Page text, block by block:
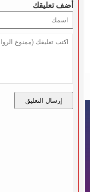
أضف تعليقك
إرسال التعليق